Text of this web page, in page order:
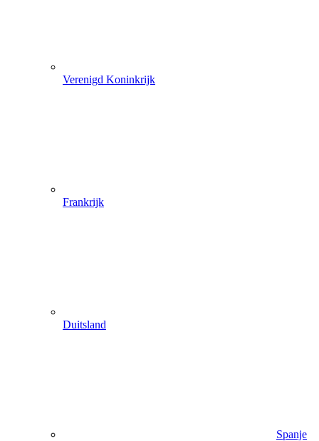
Verenigd Koninkrijk
Frankrijk
Duitsland
Spanje